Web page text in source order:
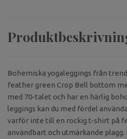
Bohemiska yogaleggings från
feather green Crop Bell bottom
med 70-talet och har en härlig
leggings kan du med fördel
varför inte till en rockig t-shirt på
användbart och utmärkande